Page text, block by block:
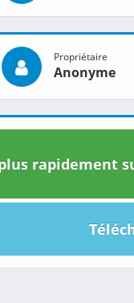
Propriétaire
Anonyme
rapidement